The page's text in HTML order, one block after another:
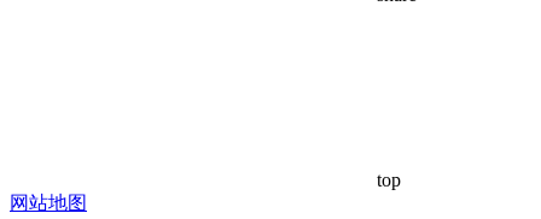
top
网站地图